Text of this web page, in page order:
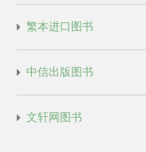
繁本进口图书
中信出版图书
文轩网图书